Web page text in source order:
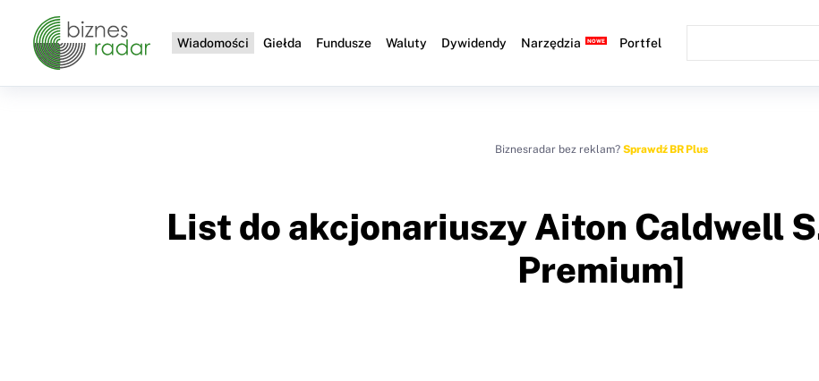
Wiadomości Giełda Fundusze Waluty Dywidendy Narzędzia Portfel
Biznesradar bez reklam? Sprawdź BR Plus
List do akcjonariuszy Aiton Caldwell
Premium]